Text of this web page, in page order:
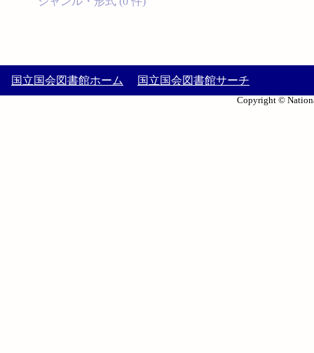
国立国会図書館ホーム 国立国会図書館サーチ
Copyright ©